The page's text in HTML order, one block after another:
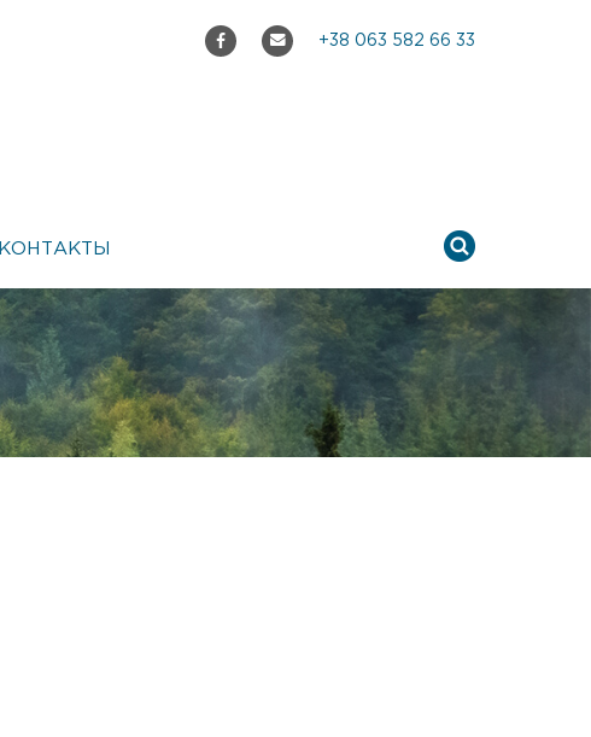
+38 063 582 66 33
КОНТАКТЫ